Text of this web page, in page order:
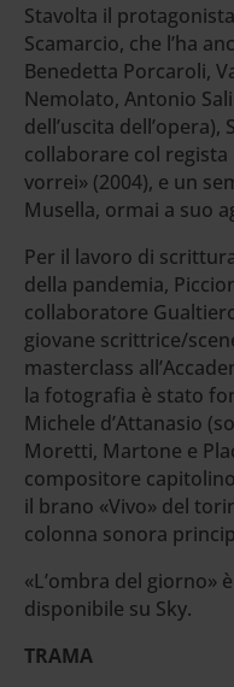
Stavolta il
Scamarcio, che l’ha
Benedetta Porcaroli,
Nemolato, Antonio
dell’uscita
collaborare col
vorrei» (2004), e un
Musella, ormai a suo
Per il lavoro di
della pandemia,
collaboratore
giovane scrittrice/
masterclass
la fotografia è stato
Michele d’Attanasio
Moretti, Martone e
compositore
il brano «Vivo» del
colonna sonora
«L’ombra del giorno»
disponibile su Sky.
TRAMA